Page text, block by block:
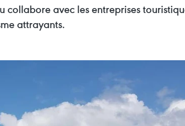
collabore avec les entreprises
attrayants.